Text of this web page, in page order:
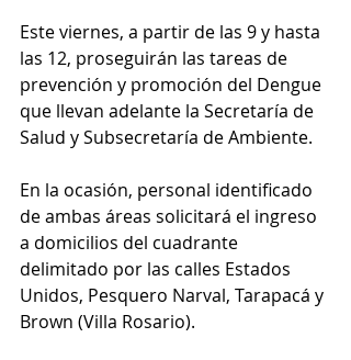
Este viernes, a partir de las 9 y hasta
las 12, proseguirán las tareas de
prevención y promoción del Dengue
que llevan adelante la Secretaría de
Salud y Subsecretaría de Ambiente.
En la ocasión, personal identificado
de ambas áreas solicitará el ingreso
a domicilios del cuadrante
delimitado por las calles Estados
Unidos, Pesquero Narval, Tarapacá y
Brown (Villa Rosario).